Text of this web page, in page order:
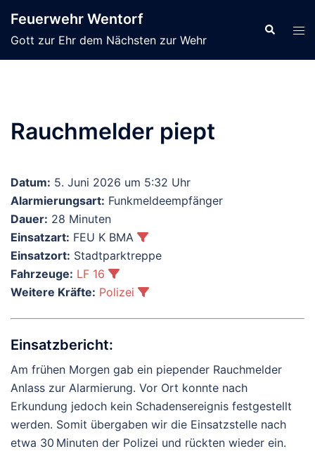
Inhalt
springen
Feuerwehr Wentorf
Gott zur Ehr dem Nächsten zur Wehr
Suche
Rauchmelder piept
Datum: 5. Juni 2026 um 5:32 Uhr
Alarmierungsart: Funkmeldeempfänger
Dauer: 28 Minuten
Einsatzart: FEU K BMA
Einsatzort: Stadtparktreppe
Fahrzeuge: LF 16
Weitere Kräfte: Polizei
Einsatzbericht:
Am frühen Morgen gab ein piepender Rauchmelder
Anlass zur Alarmierung. Vor Ort konnte nach
Erkundung jedoch kein Schadensereignis festgestellt
werden. Somit übergaben wir die Einsatzstelle nach
etwa 30 Minuten der Polizei und rückten wieder ein.